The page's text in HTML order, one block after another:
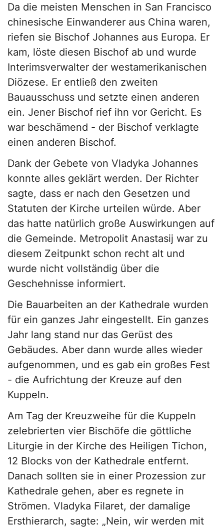
Da die meisten Menschen in San Francisco
chinesische Einwanderer aus China waren,
riefen sie Bischof Johannes aus Europa. Er
kam, löste diesen Bischof ab und wurde
Interimsverwalter der westamerikanischen
Diözese. Er entließ den zweiten
Bauausschuss und setzte einen anderen
ein. Jener Bischof rief ihn vor Gericht. Es
war beschämend - der Bischof verklagte
einen anderen Bischof.
Dank der Gebete von Vladyka Johannes
konnte alles geklärt werden. Der Richter
sagte, dass er nach den Gesetzen und
Statuten der Kirche urteilen würde. Aber
das hatte natürlich große Auswirkungen auf
die Gemeinde. Metropolit Anastasij war zu
diesem Zeitpunkt schon recht alt und
wurde nicht vollständig über die
Geschehnisse informiert.
Die Bauarbeiten an der Kathedrale wurden
für ein ganzes Jahr eingestellt. Ein ganzes
Jahr lang stand nur das Gerüst des
Gebäudes. Aber dann wurde alles wieder
aufgenommen, und es gab ein großes Fest
- die Aufrichtung der Kreuze auf den
Kuppeln.
Am Tag der Kreuzweihe für die Kuppeln
zelebrierten vier Bischöfe die göttliche
Liturgie in der Kirche des Heiligen Tichon,
12 Blocks von der Kathedrale entfernt.
Danach sollten sie in einer Prozession zur
Kathedrale gehen, aber es regnete in
Strömen. Vladyka Filaret, der damalige
Ersthierarch, sagte: „Nein, wir werden mit